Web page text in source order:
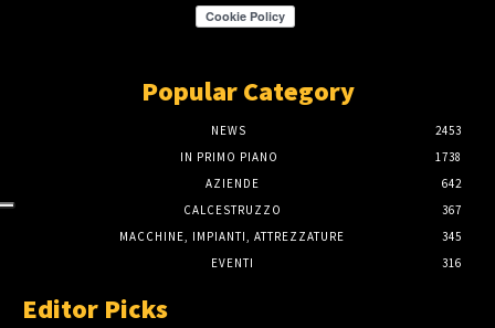
Popular Category
NEWS
2453
IN PRIMO PIANO
1738
AZIENDE
642
CALCESTRUZZO
367
MACCHINE, IMPIANTI, ATTREZZATURE
345
EVENTI
316
Editor Picks